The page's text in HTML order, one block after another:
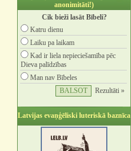
anonimitāti!)
Cik bieži lasāt Bībeli?
Katru dienu
Laiku pa laikam
Kad ir liela nepieciešamība pēc
Dieva palīdzības
Man nav Bībeles
Rezultāti »
Latvijas evaņģēliski luteriskā baznīca